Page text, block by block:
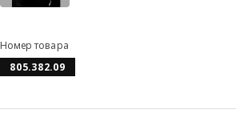
Номер товара
805.382.09